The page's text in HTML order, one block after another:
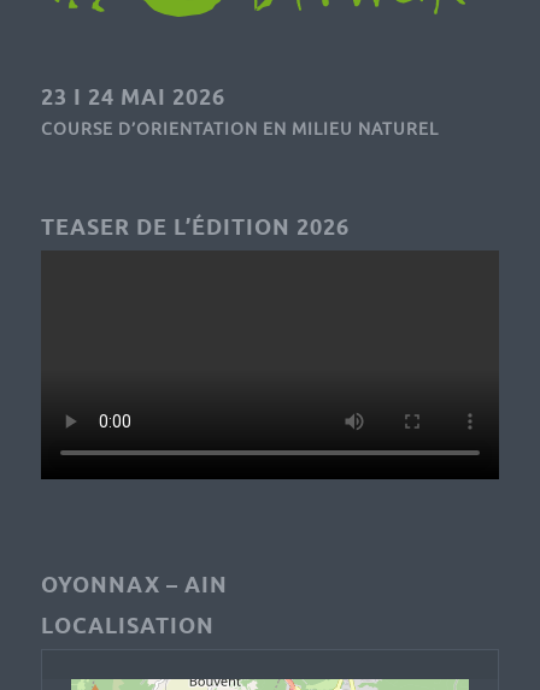
23 I 24 MAI 2026
COURSE D’ORIENTATION EN MILIEU NATUREL
TEASER DE L’ÉDITION 2026
OYONNAX – AIN
LOCALISATION